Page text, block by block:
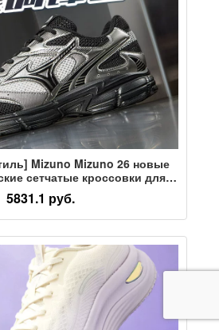
Mizuno Mizuno 26 новые
сетчатые кроссовки для
ретро SPEED 2K
5831.1 руб.